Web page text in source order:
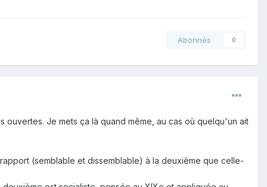
Abonnés 0
Je mets ça là quand même, au cas où quelqu'un ait
(semblable et dissemblable) à la deuxième que celle-